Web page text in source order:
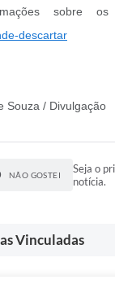
sobre os
descartar
Souza / Divulgação
NÃO GOSTEI
Seja o
notícia.
Vinculadas